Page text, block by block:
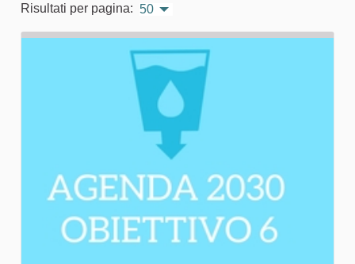
Risultati per pagina: 50